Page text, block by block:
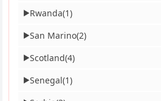
▶Rwanda(1)
▶San Marino(2)
▶Scotland(4)
▶Senegal(1)